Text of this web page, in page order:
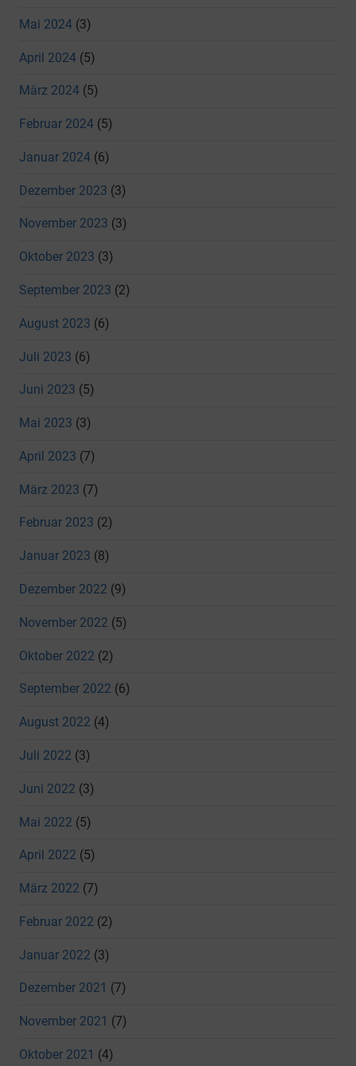
Mai 2024 (3)
April 2024 (5)
März 2024 (5)
Februar 2024 (5)
Januar 2024 (6)
Dezember 2023 (3)
November 2023 (3)
Oktober 2023 (3)
September 2023 (2)
August 2023 (6)
Juli 2023 (6)
Juni 2023 (5)
Mai 2023 (3)
April 2023 (7)
März 2023 (7)
Februar 2023 (2)
Januar 2023 (8)
Dezember 2022 (9)
November 2022 (5)
Oktober 2022 (2)
September 2022 (6)
August 2022 (4)
Juli 2022 (3)
Juni 2022 (3)
Mai 2022 (5)
April 2022 (5)
März 2022 (7)
Februar 2022 (2)
Januar 2022 (3)
Dezember 2021 (7)
November 2021 (7)
Oktober 2021 (4)